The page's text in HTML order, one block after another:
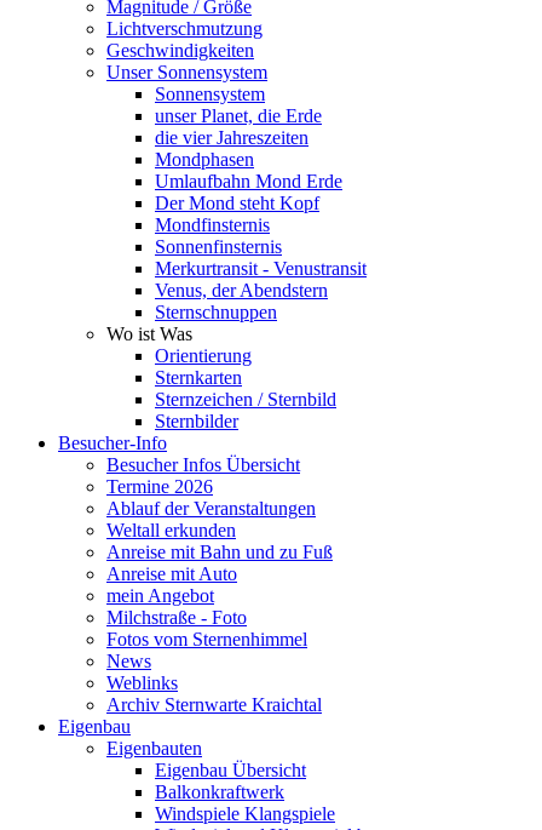
Magnitude / Größe
Lichtverschmutzung
Geschwindigkeiten
Unser Sonnensystem
Sonnensystem
unser Planet, die Erde
die vier Jahreszeiten
Mondphasen
Umlaufbahn Mond Erde
Der Mond steht Kopf
Mondfinsternis
Sonnenfinsternis
Merkurtransit - Venustransit
Venus, der Abendstern
Sternschnuppen
Wo ist Was
Orientierung
Sternkarten
Sternzeichen / Sternbild
Sternbilder
Besucher-Info
Besucher Infos Übersicht
Termine 2026
Ablauf der Veranstaltungen
Weltall erkunden
Anreise mit Bahn und zu Fuß
Anreise mit Auto
mein Angebot
Milchstraße - Foto
Fotos vom Sternenhimmel
News
Weblinks
Archiv Sternwarte Kraichtal
Eigenbau
Eigenbauten
Eigenbau Übersicht
Balkonkraftwerk
Windspiele Klangspiele